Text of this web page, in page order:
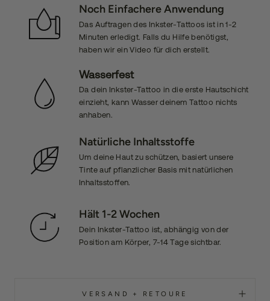
Noch Einfachere Anwendung
Das Auftragen des Inkster-Tattoos ist in 1-2
Minuten erledigt. Falls du Hilfe benötigst,
haben wir ein Video für dich erstellt.
Wasserfest
Da dein Inkster-Tattoo in die erste Hautschicht
einzieht, kann Wasser deinem Tattoo nichts
anhaben.
Natürliche Inhaltsstoffe
Um deine Haut zu schützen, basiert unsere
Tinte auf pflanzlicher Basis mit natürlichen
Inhaltsstoffen.
Hält 1-2 Wochen
Dein Inkster-Tattoo ist, abhängig von der
Position am Körper, 7-14 Tage sichtbar.
VERSAND + RETOURE